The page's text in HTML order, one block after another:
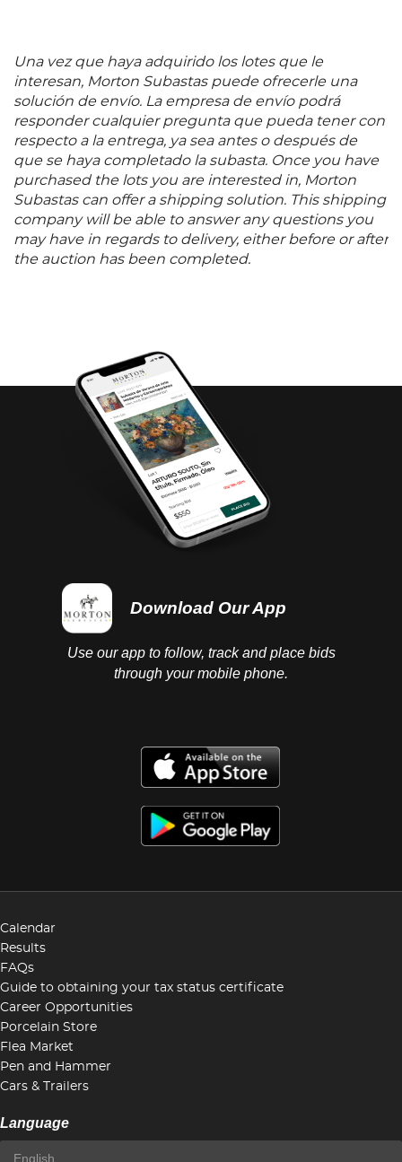
Una vez que haya adquirido los lotes que le
interesan, Morton Subastas puede ofrecerle una
solución de envío. La empresa de envío podrá
responder cualquier pregunta que pueda tener con
respecto a la entrega, ya sea antes o después de
que se haya completado la subasta. Once you have
purchased the lots you are interested in, Morton
Subastas can offer a shipping solution. This shipping
company will be able to answer any questions you
may have in regards to delivery, either before or after
the auction has been completed.
Download Our App
Use our app to follow, track and place bids
through your mobile phone.
Calendar
Results
FAQs
Guide to obtaining your tax status certificate
Career Opportunities
Porcelain Store
Flea Market
Pen and Hammer
Cars & Trailers
Language